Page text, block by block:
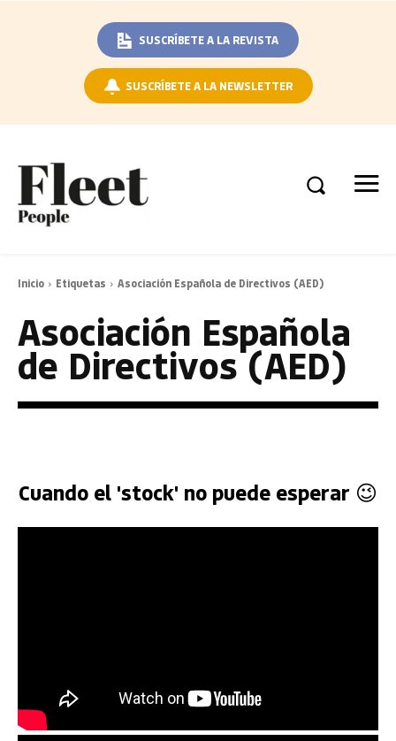
SUSCRÍBETE A LA REVISTA
SUSCRÍBETE A LA NEWSLETTER
Inicio Etiquetas Asociación Española de Directivos (AED)
Asociación Española
de Directivos (AED)
Cuando el 'stock' no puede esperar 😉